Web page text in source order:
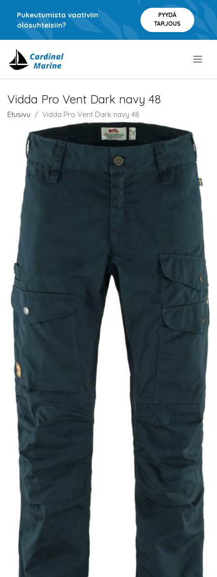
Pukeutumista vaativiin
olosuhteisiin?
PYYDÄ
TARJOUS
Vidda Pro Vent Dark navy 48
Etusivu Vidda Pro Vent Dark navy 48